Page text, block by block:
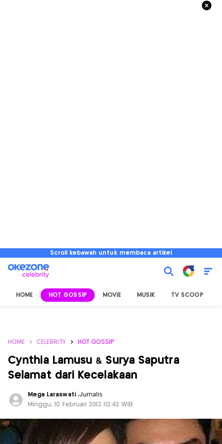
Scroll kebawah untuk membaca artikel
HOME HOT GOSSIP MOVIE MUSIK TV SCOOP
HOME CELEBRITY HOT GOSSIP
Cynthia Lamusu & Surya Saputra
Selamat dari Kecelakaan
Mega Laraswati ,Jurnalis
Minggu, 10 Februari 2013 |12:42 WIB